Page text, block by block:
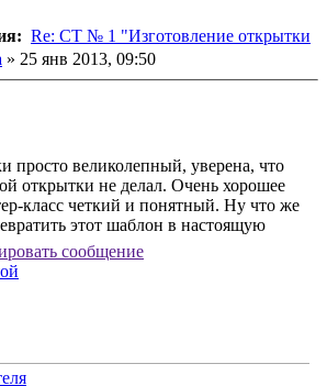
Re: СТ № 1 "Изготовление открытки
» 25 янв 2013, 09:50
просто великолепный, уверена, что
открытки не делал. Очень хорошее
класс четкий и понятный. Ну что же
этот шаблон в настоящую